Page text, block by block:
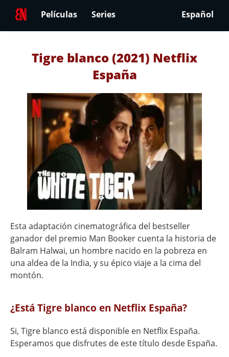
Películas Series Español
Tigre blanco (2021) Netflix
España
Esta adaptación cinematográfica del bestseller
ganador del premio Man Booker cuenta la historia de
Balram Halwai, un hombre nacido en la pobreza en
una aldea de la India, y su épico viaje a la cima del
montón.
¿Está Tigre blanco en Netflix España?
Si, Tigre blanco está disponible en Netflix España.
Esperamos que disfrutes de este título desde España.